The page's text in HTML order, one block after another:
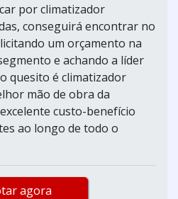
por climatizador
conseguirá encontrar no
um orçamento na
e achando a líder
quesito é climatizador
mão de obra da
custo-benefício
ao longo de todo o
agora